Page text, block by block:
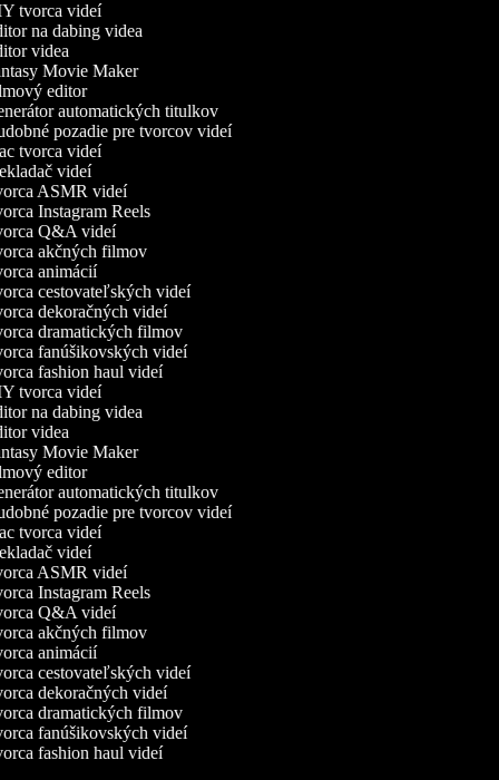
tvorca videí
na dabing videa
videa
Movie Maker
editor
automatických titulkov
pozadie pre tvorcov videí
tvorca videí
videí
ASMR videí
Instagram Reels
Q&A videí
akčných filmov
animácií
cestovateľských videí
dekoračných videí
dramatických filmov
fanúšikovských videí
fashion haul videí
tvorca videí
na dabing videa
videa
Movie Maker
editor
automatických titulkov
pozadie pre tvorcov videí
tvorca videí
videí
ASMR videí
Instagram Reels
Q&A videí
akčných filmov
animácií
cestovateľských videí
dekoračných videí
dramatických filmov
fanúšikovských videí
fashion haul videí